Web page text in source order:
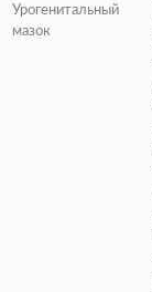
Урогенитальный
мазок